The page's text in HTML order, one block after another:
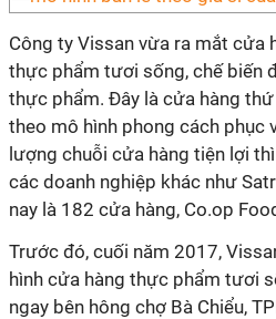
Công ty Vissan vừa ra mắt cửa
thực phẩm tươi sống, chế biến
thực phẩm. Đây là cửa hàng
theo mô hình phong cách phục
lượng chuỗi cửa hàng tiện lợi
các doanh nghiệp khác như
nay là 182 cửa hàng, Co.op
Trước đó, cuối năm 2017,
hình cửa hàng thực phẩm tươi
ngay bên hông chợ Bà Chiểu,